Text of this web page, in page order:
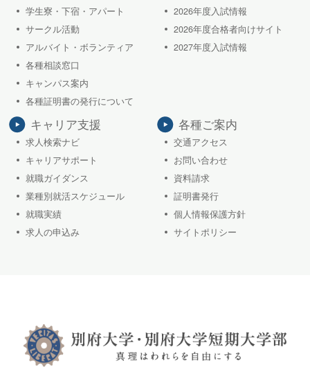
学生寮・下宿・アパート
サークル活動
アルバイト・ボランティア
各種相談窓口
キャンパス案内
各種証明書の発行について
2026年度入試情報
2026年度合格者向けサイト
2027年度入試情報
キャリア支援
求人検索ナビ
キャリアサポート
就職ガイダンス
業種別就活スケジュール
就職実績
求人の申込み
各種ご案内
交通アクセス
お問い合わせ
資料請求
証明書発行
個人情報保護方針
サイトポリシー